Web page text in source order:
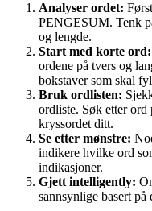
Analyser ordet:
PENGESUM. Tenk
og lengde.
Start med korte ord:
ordene på tvers og
bokstaver som skal
Bruk ordlisten:
ordliste. Søk etter ord
kryssordet ditt.
Se etter mønstre:
indikere hvilke ord
indikasjoner.
Gjett intelligently:
sannsynlige basert på